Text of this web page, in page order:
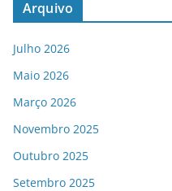
Arquivo
Julho 2026
Maio 2026
Março 2026
Novembro 2025
Outubro 2025
Setembro 2025